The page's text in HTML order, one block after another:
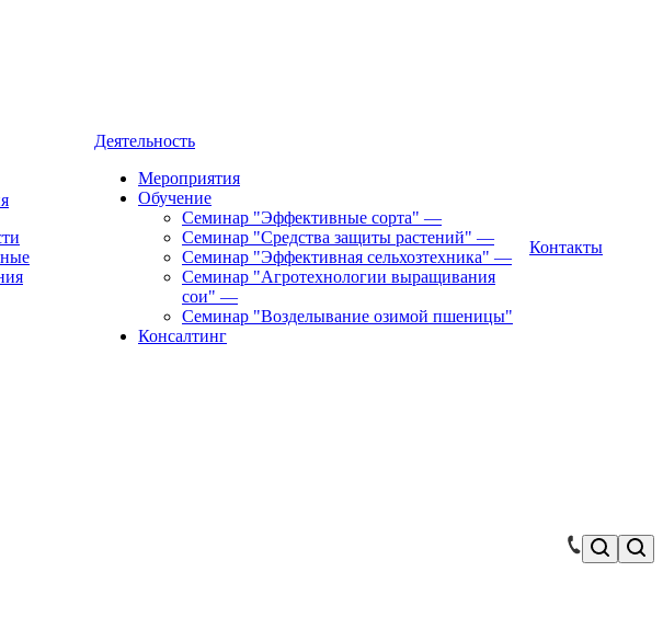
Деятельность
Мероприятия
Обучение
Семинар "Эффективные сорта" —
Семинар "Средства защиты растений" —
Семинар "Эффективная сельхозтехника" —
Семинар "Агротехнологии выращивания
сои" —
Семинар "Возделывание озимой пшеницы"
Консалтинг
Контакты